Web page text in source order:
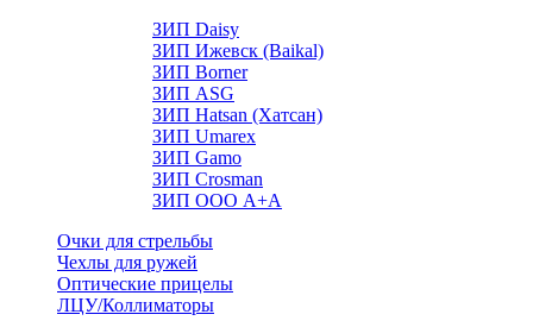
ЗИП Daisy
ЗИП Ижевск (Baikal)
ЗИП Borner
ЗИП ASG
ЗИП Hatsan (Хатсан)
ЗИП Umarex
ЗИП Gamo
ЗИП Crosman
ЗИП ООО А+А
Очки для стрельбы
Чехлы для ружей
Оптические прицелы
ЛЦУ/Коллиматоры